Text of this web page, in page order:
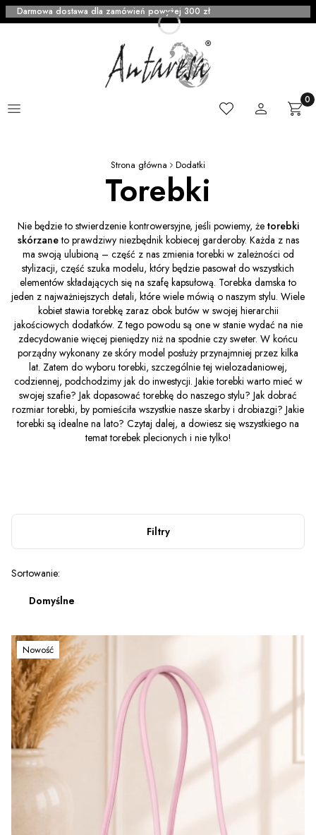
Darmowa dostawa dla zamówień powyżej 300 zł
Menu UlubioneZaloguj się
Strona główna Dodatki
Torebki
Nie będzie to stwierdzenie kontrowersyjne, jeśli powiemy, że torebki
skórzaneto prawdziwy niezbędnik kobiecej garderoby. Każda z nas
ma swoją ulubioną – część z nas zmienia torebki w zależności od
stylizacji, część szuka modelu, który będzie pasował do wszystkich
elementów składających się na szafę kapsułową. Torebka damska to
jeden z najważniejszych detali, które wiele mówią o naszym stylu. Wiele
kobiet stawia torebkę zaraz obok butów w swojej hierarchii
jakościowych dodatków. Z tego powodu są one w stanie wydać na nie
zdecydowanie więcej pieniędzy niż na spodnie czy sweter. W końcu
porządny wykonany ze skóry model posłuży przynajmniej przez kilka
lat. Zatem do wyboru torebki, szczególnie tej wielozadaniowej,
codziennej, podchodzimy jak do inwestycji. Jakie torebki warto mieć w
swojej szafie? Jak dopasować torebkę do naszego stylu? Jak dobrać
rozmiar torebki, by pomieściła wszystkie nasze skarby i drobiazgi? Jakie
torebki są idealne na lato? Czytaj dalej, a dowiesz się wszystkiego na
temat torebek plecionych i nie tylko!
Filtry
Lista produktów
Sortowanie:
Domyślne
Nowość